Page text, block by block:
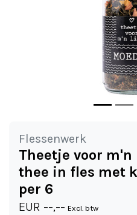
Flessenwerk
Theetje voor m'n
thee in fles met
per 6
EUR --,-- Excl. btw